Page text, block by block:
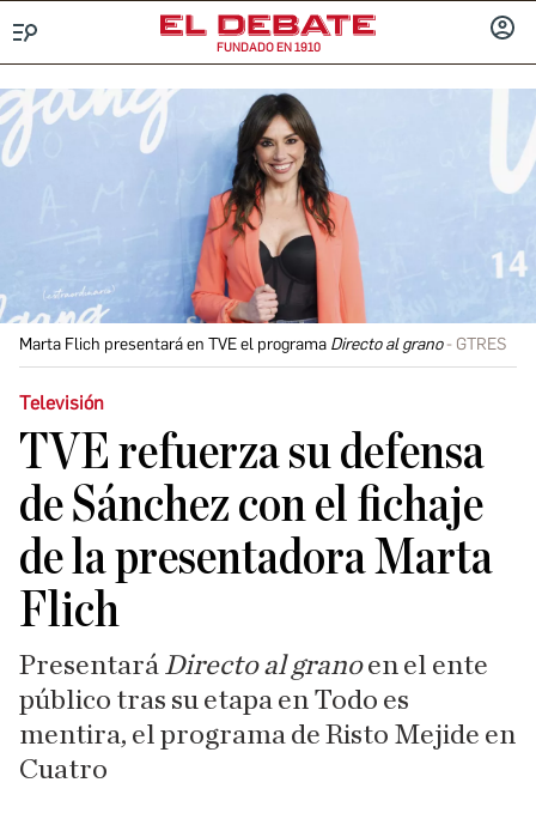
FUNDADO EN 1910
Marta Flich presentará en TVE el programa Directo al grano GTRES
Televisión
TVE refuerza su defensa
de Sánchez con el fichaje
de la presentadora Marta
Flich
Presentará Directo al granoen el ente
público tras su etapa en Todo es
mentira, el programa de Risto Mejide en
Cuatro